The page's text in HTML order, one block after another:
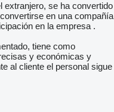
extranjero, se ha convertido
en una compañía
en la empresa .
tiene como
y económicas y
al cliente el personal sigue